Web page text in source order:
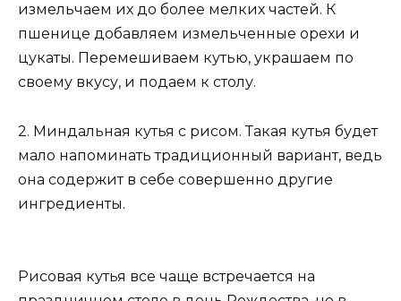
измельчаем их до более мелких частей. К
пшенице добавляем измельченные орехи и
цукаты. Перемешиваем кутью, украшаем по
своему вкусу, и подаем к столу.
2. Миндальная кутья с рисом. Такая кутья будет
мало напоминать традиционный вариант, ведь
она содержит в себе совершенно другие
ингредиенты.
Рисовая кутья все чаще встречается на